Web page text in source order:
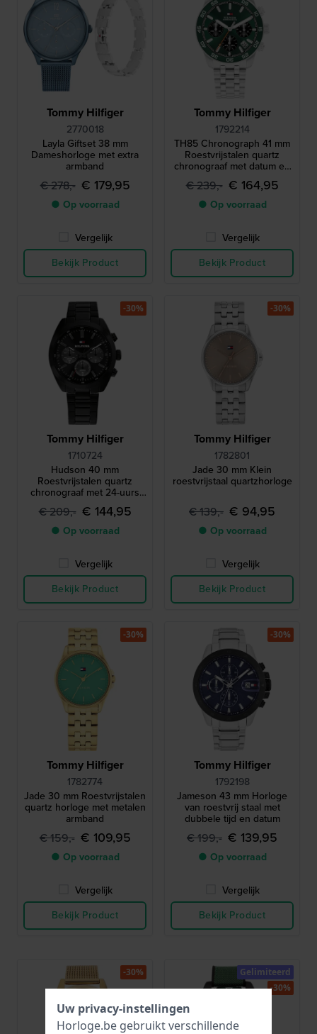
Tommy Hilfiger
2770018
Layla Giftset 38 mm
Dameshorloge met extra
armband
€ 278,- € 179,95
● Op voorraad
Vergelijk
Bekijk Product
Tommy Hilfiger
1792214
TH85 Chronograph 41 mm
Roestvrijstalen quartz
chronograaf met datum en
24-uurs wijzerplaat
€ 239,- € 164,95
● Op voorraad
Vergelijk
Bekijk Product
Tommy Hilfiger
1710724
Hudson 40 mm
Roestvrijstalen quartz
chronograaf met 24-uurs
wijzerplaat
€ 209,- € 144,95
● Op voorraad
Vergelijk
Bekijk Product
-30%
Tommy Hilfiger
1782801
Jade 30 mm Klein
roestvrijstaal quartzhorloge
€ 139,- € 94,95
● Op voorraad
Vergelijk
Bekijk Product
-30%
Tommy Hilfiger
1782774
Jade 30 mm Roestvrijstalen
quartz horloge met metalen
armband
€ 159,- € 109,95
● Op voorraad
Vergelijk
Bekijk Product
-30%
Tommy Hilfiger
1792198
Jameson 43 mm Horloge
van roestvrij staal met
dubbele tijd en datum
€ 199,- € 139,95
● Op voorraad
Vergelijk
Bekijk Product
-30%
-30%
Gelimiteerd
-30%
Uw privacy-instellingen
Horloge.be gebruikt verschillende